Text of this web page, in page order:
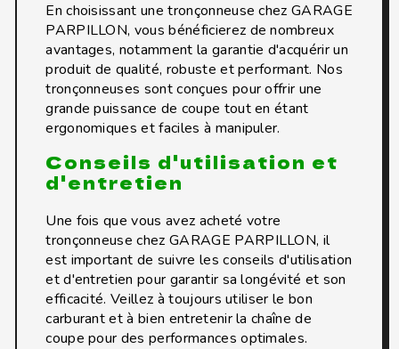
En choisissant une tronçonneuse chez GARAGE
PARPILLON, vous bénéficierez de nombreux
avantages, notamment la garantie d'acquérir un
produit de qualité, robuste et performant. Nos
tronçonneuses sont conçues pour offrir une
grande puissance de coupe tout en étant
ergonomiques et faciles à manipuler.
Conseils d'utilisation et
d'entretien
Une fois que vous avez acheté votre
tronçonneuse chez GARAGE PARPILLON, il
est important de suivre les conseils d'utilisation
et d'entretien pour garantir sa longévité et son
efficacité. Veillez à toujours utiliser le bon
carburant et à bien entretenir la chaîne de
coupe pour des performances optimales.